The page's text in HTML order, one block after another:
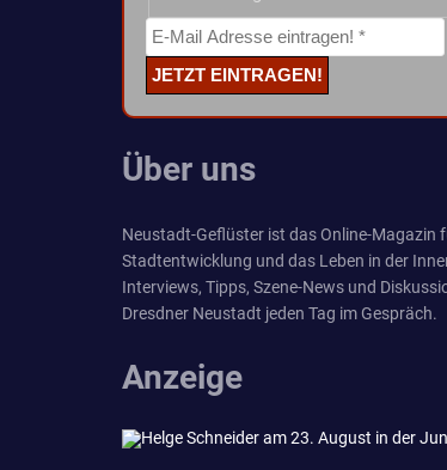
Über uns
Neustadt-Geflüster ist das Online-Magazin
Stadtentwicklung und das Leben in der
Interviews, Tipps, Szene-News und
Dresdner Neustadt jeden Tag im Gespräch.
Anzeige